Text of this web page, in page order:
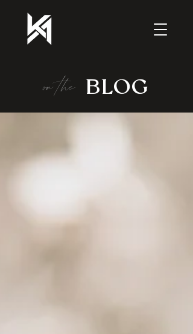
on the BLOG